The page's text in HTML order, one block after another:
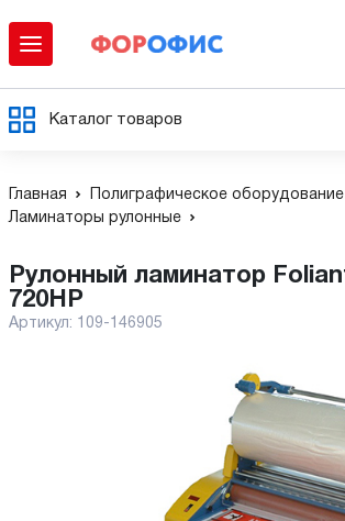
Каталог товаров
Главная
Полиграфическое оборудование
Ламинаторы рулонные
Рулонный ламинатор Foliant
720HP
Артикул: 109-146905